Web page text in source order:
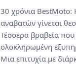
30 χρόνια
αναβατών γίνεται
Τέσσερα βραβεία
ολοκληρωμένη
Μια επιτυχία με